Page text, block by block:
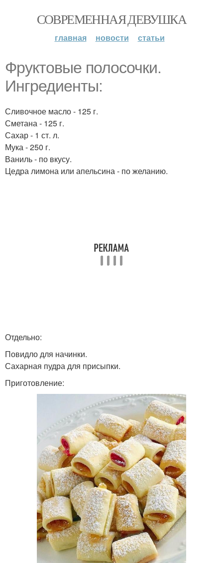
СОВРЕМЕННАЯ ДЕВУШКА
главная новости статьи
Фруктовые полосочки.
Ингредиенты:
Сливочное масло - 125 г.
Сметана - 125 г.
Сахар - 1 ст. л.
Мука - 250 г.
Ваниль - по вкусу.
Цедра лимона или апельсина - по желанию.
Отдельно:
Повидло для начинки.
Сахарная пудра для присыпки.
Приготовление: